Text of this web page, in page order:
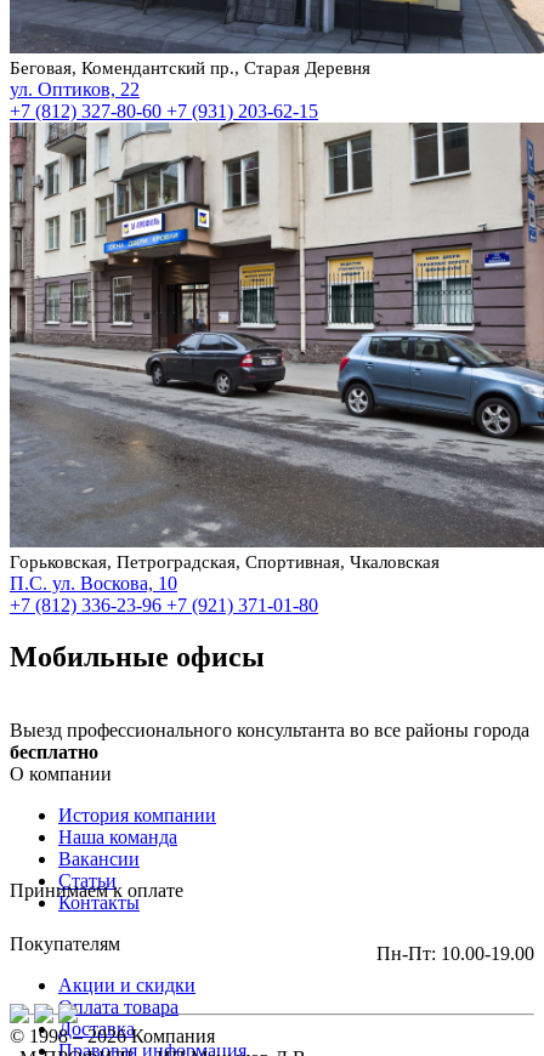
Беговая, Комендантский пр., Старая Деревня
ул. Оптиков, 22
+7 (812) 327-80-60 +7 (931) 203-62-15
Горьковская, Петроградская, Спортивная, Чкаловская
П.С. ул. Воскова, 10
+7 (812) 336-23-96 +7 (921) 371-01-80
Мобильные офисы
Выезд профессионального консультанта во все районы города
бесплатно
О компании
История компании
Наша команда
Вакансии
Статьи
Контакты
Покупателям
Акции и скидки
Оплата товара
Доставка
Правовая информация
Принимаем к оплате
Пн-Пт: 10.00-19.00
© 1998 – 2026 Компания